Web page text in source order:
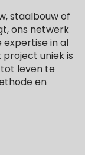
staalbouw of
ons netwerk
in al
uniek is
leven te
en